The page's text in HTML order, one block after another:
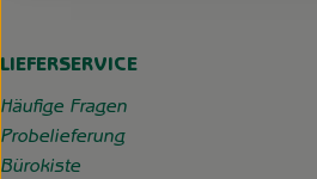
LIEFERSERVICE
Häufige Fragen
Probelieferung
Bürokiste